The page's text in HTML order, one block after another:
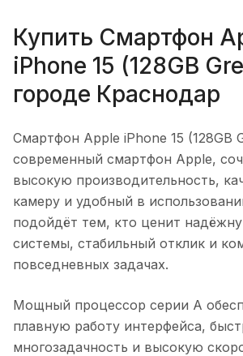
Купить Смартфон
iPhone 15 (128GB
городе Краснодар
Смартфон Apple iPhone 15 (128GB
современный смартфон Apple,
высокую производительность,
камеру и удобный в
подойдёт тем, кто ценит
системы, стабильный отклик и
повседневных задачах.
Мощный процессор серии A
плавную работу интерфейса,
многозадачность и высокую